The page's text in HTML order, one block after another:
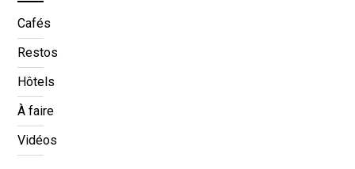
Cafés
Restos
Hôtels
À faire
Vidéos